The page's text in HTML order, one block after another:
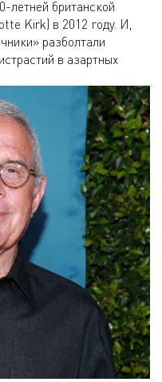
летней британской
Kirk) в 2012 году. И,
разболтали
в азартных